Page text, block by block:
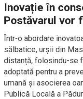
Inovație în
Postăvarul vor
Într-o abordare
sălbatice, urșii din
distanță, folosindu-se
adoptată pentru a
umană și asocierea
Publică Locală a